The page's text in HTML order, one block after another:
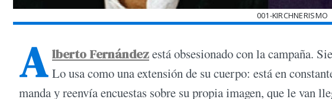
001-KIRCHNERISMO
A lberto Fernándezestá obsesionado con la campaña.
Lo usa como una extensión de su cuerpo: está en
manda y reenvía encuestas sobre su propia imagen, que le van